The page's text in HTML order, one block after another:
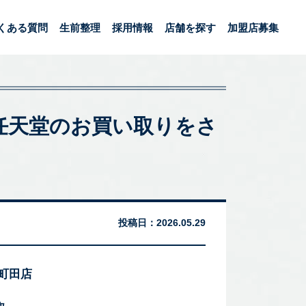
ある質問 生前整理 採用情報 店舗を探す 加盟店募集
堂のお買い取りをさ
投稿日： 2026.05.29
田店